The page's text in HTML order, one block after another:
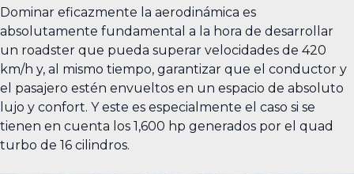
Dominar eficazmente la aerodinámica es
absolutamente fundamental a la hora de desarrollar
un roadster que pueda superar velocidades de 420
km/h y, al mismo tiempo, garantizar que el conductor y
el pasajero estén envueltos en un espacio de absoluto
lujo y confort. Y este es especialmente el caso si se
tienen en cuenta los 1,600 hp generados por el quad
turbo de 16 cilindros.